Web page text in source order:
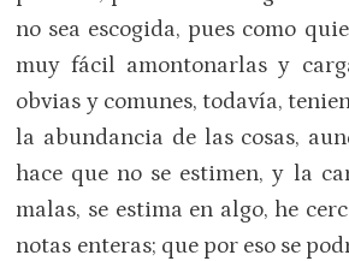
no sea escogida, pues como
muy fácil amontonarlas y
obvias y comunes, todavía,
la abundancia de las cosas,
hace que no se estimen, y la
malas, se estima en algo, he
notas enteras; que por eso se